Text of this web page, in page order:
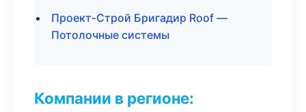
Проект-Строй Бригадир Roof —
Потолочные системы
Компании в регионе: